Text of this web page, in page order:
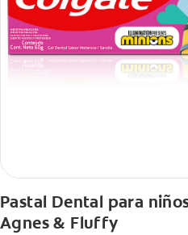
Pastal Dental para
Agnes & Fluffy